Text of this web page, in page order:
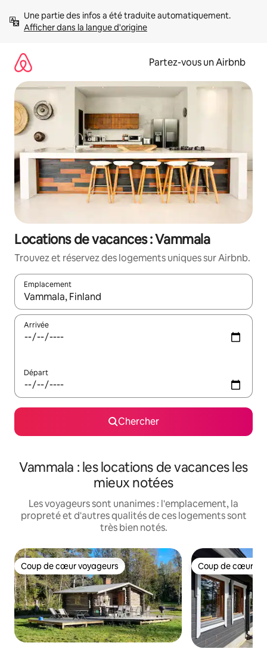
directement
Afficher dans la langue d'origine
Partez-vous un Airbnb
Locations de vacances : Vammala
Trouvez et réservez des logements uniques sur Airbnb.
Emplacement
Quand les résultats sont affichés, parcourez-les en utilisant
Arrivée
Départ
Chercher
Vammala : les locations de vacances les
mieux notées
Les voyageurs sont unanimes : l'emplacement, la
propreté et d'autres qualités de ces logements sont
très bien notés.
Coup de cœur voyageurs
Coup de cœur voyageurs Coup de cœur
Coup de cœur